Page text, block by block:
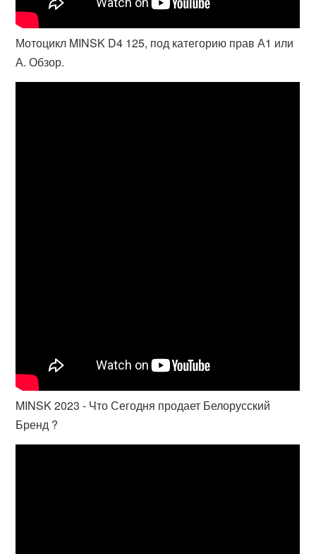
Мотоцикл MINSK D4 125, под категорию прав А1 или
А. Обзор.
MINSK 2023 - Что Сегодня продает Белорусский
Бренд ?